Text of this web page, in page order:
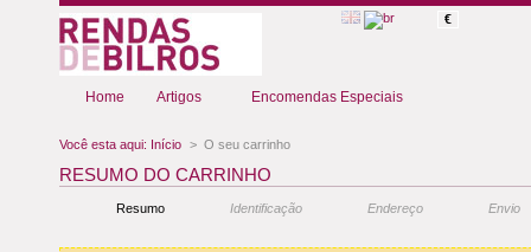
€
Home Artigos Encomendas Especiais
Você esta aqui: Início > O seu carrinho
RESUMO DO CARRINHO
Resumo Identificação Endereço Envio